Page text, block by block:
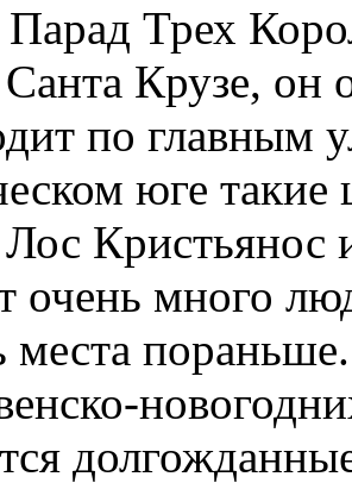
Трех
Санта Крузе, он
по главным
юге
Лос Кристьянос
очень много
места